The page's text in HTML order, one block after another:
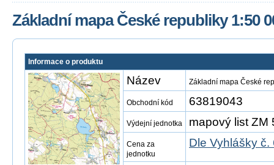
Základní mapa České republiky 1:50
Informace o produktu
Název Základní mapa České
Obchodní kód 63819043
Výdejní jednotka mapový list ZM
Cena za
jednotku
Dle Vyhlášky